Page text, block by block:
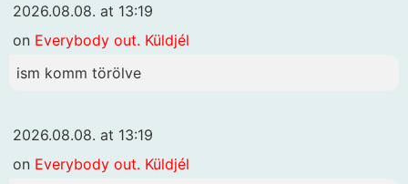
2026.08.08. at 13:19
on Everybody out. Küldjél
ism komm törölve
2026.08.08. at 13:19
on Everybody out. Küldjél